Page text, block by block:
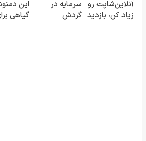
حضوری
آنلاین‌شاپت رو
زیاد کن، بازدید
سرمایه در
گردش
این
گیاهی